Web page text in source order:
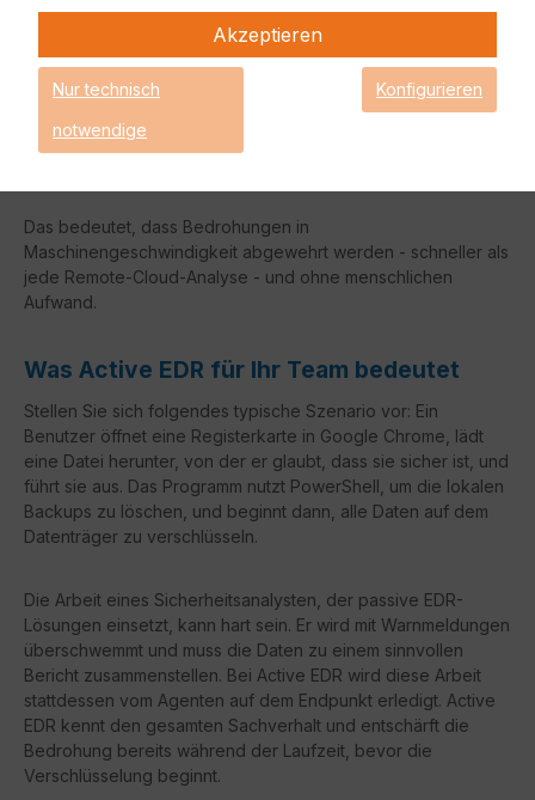
Potenzial von EDR liegt in seiner Fähigkeit, Bedrohungen
autonom und ohne menschliches Eingreifen zu entschärfen.
Durch die Nutzung der Leistungsfähigkeit von maschinellem
Lernen und künstlicher Intelligenz entlastet Active EDR das
SOC-Team und ist in der Lage, Ereignisse auf dem Endpunkt
autonom zu entschärfen, ohne auf Cloud-Ressourcen
Das bedeutet, dass Bedrohungen in
Maschinengeschwindigkeit abgewehrt werden - schneller als
jede Remote-Cloud-Analyse - und ohne menschlichen
Aufwand.
Was Active EDR für Ihr Team bedeutet
Stellen Sie sich folgendes typische Szenario vor: Ein
Benutzer öffnet eine Registerkarte in Google Chrome, lädt
eine Datei herunter, von der er glaubt, dass sie sicher ist, und
führt sie aus. Das Programm nutzt PowerShell, um die lokalen
Backups zu löschen, und beginnt dann, alle Daten auf dem
Datenträger zu verschlüsseln.
Die Arbeit eines Sicherheitsanalysten, der passive EDR-
Lösungen einsetzt, kann hart sein. Er wird mit Warnmeldungen
überschwemmt und muss die Daten zu einem sinnvollen
Bericht zusammenstellen. Bei Active EDR wird diese Arbeit
stattdessen vom Agenten auf dem Endpunkt erledigt. Active
EDR kennt den gesamten Sachverhalt und entschärft die
Bedrohung bereits während der Laufzeit, bevor die
Verschlüsselung beginnt.
Akzeptieren
Nur technisch
notwendige
Konfigurieren